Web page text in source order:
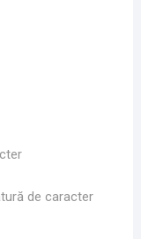
de caracter